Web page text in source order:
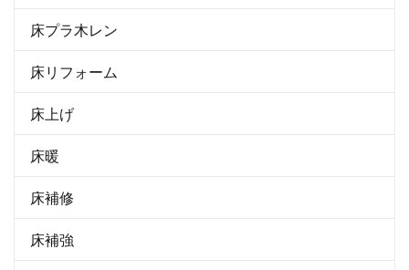
床プラ木レン
床リフォーム
床上げ
床暖
床補修
床補強